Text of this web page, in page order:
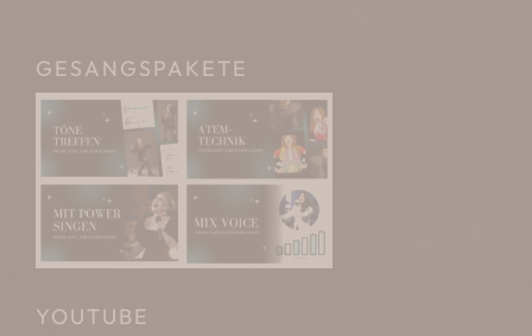
GESANGSPAKETE
YOUTUBE